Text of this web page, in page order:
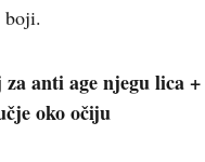
boji.
anti age njegu lica +
oko očiju